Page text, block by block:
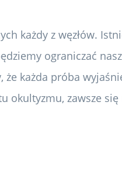
każdy z węzłów.
ograniczać
każda próba
okultyzmu, zawsze się